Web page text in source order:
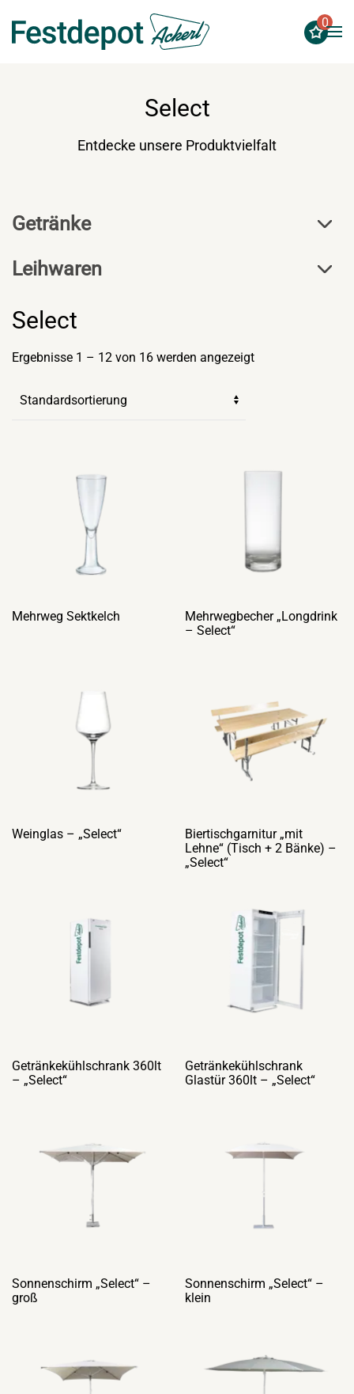
Zum Hauptinhalt springen
0
Select
Entdecke unsere Produktvielfalt
Getränke
Leihwaren
Select
Ergebnisse 1 – 12 von 16 werden angezeigt
Mehrweg Sektkelch
Mehrwegbecher „Longdrink
– Select“
Weinglas – „Select“
Biertischgarnitur „mit
Lehne“ (Tisch + 2 Bänke) –
„Select“
Getränkekühlschrank 360lt
– „Select“
Getränkekühlschrank
Glastür 360lt – „Select“
Sonnenschirm „Select“ –
groß
Sonnenschirm „Select“ –
klein